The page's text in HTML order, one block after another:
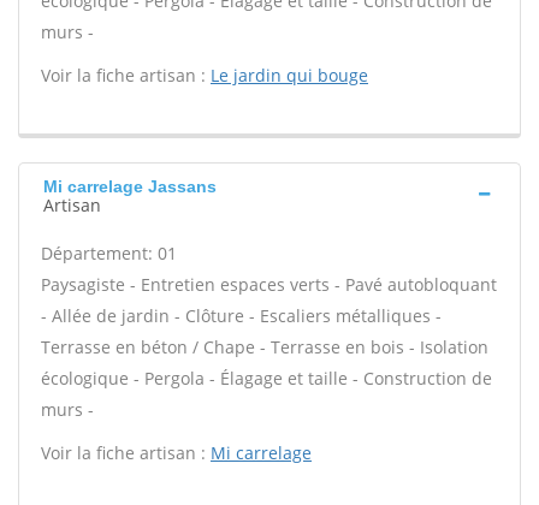
murs -
Voir la fiche artisan : Le jardin qui bouge
Mi carrelage Jassans
Artisan
Département: 01
Paysagiste - Entretien espaces verts - Pavé autobloquant
- Allée de jardin - Clôture - Escaliers métalliques -
Terrasse en béton / Chape - Terrasse en bois - Isolation
écologique - Pergola - Élagage et taille - Construction de
murs -
Voir la fiche artisan : Mi carrelage